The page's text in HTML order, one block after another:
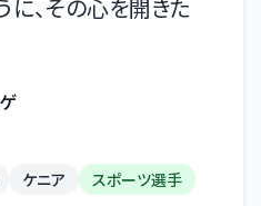
に、その心を開きた
ケニア
スポーツ選手